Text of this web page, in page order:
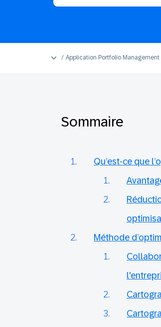
Application Portfolio Management
Sommaire
Qu’est-ce que
Méthode